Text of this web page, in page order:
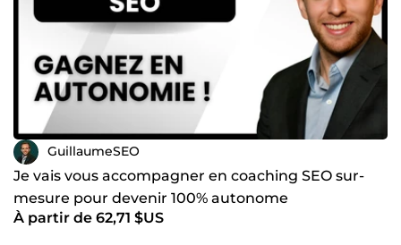
GuillaumeSEO
Je vais vous accompagner en coaching SEO sur-
mesure pour devenir 100% autonome
À partir de 62,71 $US